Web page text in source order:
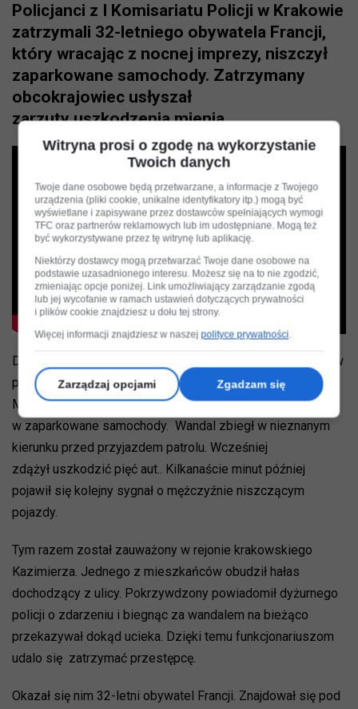
Policjanci z I Komisariatu Policji w Krakowie
zatrzymali 32-letniego obywatela Francji,
który wracając z nocnej imprezy, niszczył
zaparkowane samochody. Zatrzymany
obcokrajowiec usłyszał
zarzuty uszkodzenia mienia.
Dyżurny został zaalarmowany przez jednego ze strażników
pełniących służbę w... Areszcie Śledczym na ul.
Montelupich, który zauważył mężczyznę kopiącego
w zaparkowane samochody. Wandal zbiegł w nieznanym
kierunku przed przyjazdem patrolu. Wcześniej
zdążył uszkodzić pięć aut.. Kilkanaście minut później
pojawił się kolejny sygnał o mężczyźnie niszczącym
pojazdy.
Tym razem został zauważony w rejonie krakowskiego
Kazimierza. Jednego z mieszkańców obudził hałas
dochodzący z ulicy. Pokrzywdzony powiadomił dyżurnego
policji o zdarzeniu i biegnąc za wandalem na bieżąco
przekazywał dokąd ucieka. Dzięki temu funkcjonariuszom
udalo się zatrzymać przestępcę.
Okazał się nim 32-letni obywatel Francji. Znajdował się pod
Witryna prosi o zgodę na wykorzystanie
Twoich danych
Twoje dane osobowe będą przetwarzane, a informacje z Twojego
urządzenia (pliki cookie, unikalne identyfikatory itp.) mogą być
wyświetlane i zapisywane przez dostawców spełniających wymogi
TFC oraz partnerów reklamowych lub im udostępniane. Mogą też
być wykorzystywane przez tę witrynę lub aplikację.
Niektórzy dostawcy mogą przetwarzać Twoje dane osobowe na
podstawie uzasadnionego interesu. Możesz się na to nie zgodzić,
zmieniając opcje poniżej. Link umożliwiający zarządzanie zgodą
lub jej wycofanie w ramach ustawień dotyczących prywatności
i plików cookie znajdziesz u dołu tej strony.
Więcej informacji znajdziesz w naszejpolityce prywatności.
Zarządzaj opcjami Zgadzam się